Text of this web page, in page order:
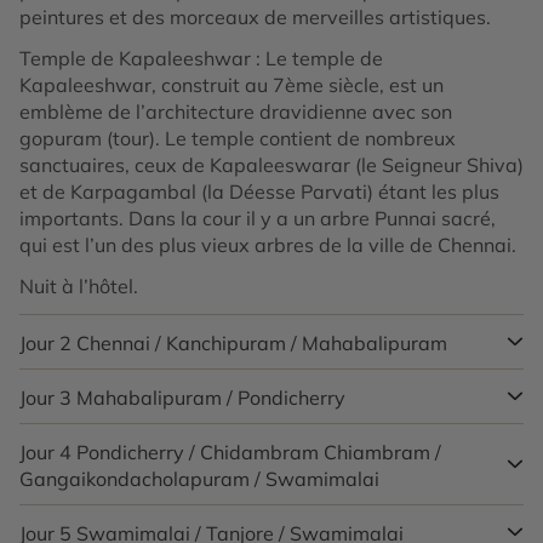
peintures et des morceaux de merveilles artistiques.
Temple de Kapaleeshwar : Le temple de
Kapaleeshwar, construit au 7ème siècle, est un
emblème de l’architecture dravidienne avec son
gopuram (tour). Le temple contient de nombreux
sanctuaires, ceux de Kapaleeswarar (le Seigneur Shiva)
et de Karpagambal (la Déesse Parvati) étant les plus
importants. Dans la cour il y a un arbre Punnai sacré,
qui est l’un des plus vieux arbres de la ville de Chennai.
Nuit à l’hôtel.
Jour 2 Chennai / Kanchipuram / Mahabalipuram
Petit-déjeuner à l’hôtel. Départ par la route vers
Mahabalipuram. En cours de route arrêt à
Kanchipuram, capitale de la dynastie Pallava. Puis,
visite du magnifique temple Kailashnathar
Shiva, dont certains figurent parmi les plus grands
chefs-d’œuvre de l’art indien; Visitez les temples de
Jour 3 Mahabalipuram / Pondicherry
Profitez d’une expérience «Mahabalipuram, visite d’un
village de pêcheurs» avec un expert anglophone.
Petit-déjeuner à l’hôtel. Départ par la route vers
Jour 4 Pondicherry / Chidambram Chiambram /
Gangaikondacholapuram / Swamimalai
Après le petit-déjeuner, départ par la route vers
Jour 5 Swamimalai / Tanjore / Swamimalai